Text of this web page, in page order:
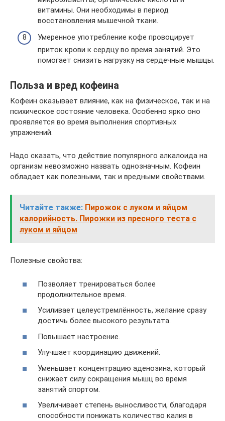
витамины. Они необходимы в период
восстановления мышечной ткани.
Умеренное употребление кофе провоцирует
приток крови к сердцу во время занятий. Это
помогает снизить нагрузку на сердечные мышцы.
Польза и вред кофеина
Кофеин оказывает влияние, как на физическое, так и на
психическое состояние человека. Особенно ярко оно
проявляется во время выполнения спортивных
упражнений.
Надо сказать, что действие популярного алкалоида на
организм невозможно назвать однозначным. Кофеин
обладает как полезными, так и вредными свойствами.
Читайте также: Пирожок с луком и яйцом
калорийность. Пирожки из пресного теста с
луком и яйцом
Полезные свойства:
Позволяет тренироваться более
продолжительное время.
Усиливает целеустремлённость, желание сразу
достичь более высокого результата.
Повышает настроение.
Улучшает координацию движений.
Уменьшает концентрацию аденозина, который
снижает силу сокращения мышц во время
занятий спортом.
Увеличивает степень выносливости, благодаря
способности понижать количество калия в